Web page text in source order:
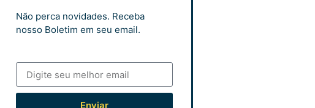
Não perca novidades. Receba
nosso Boletim em seu email.
Enviar